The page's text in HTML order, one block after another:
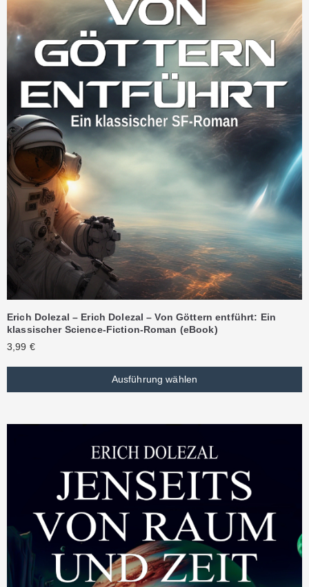
Erich Dolezal – Erich Dolezal – Von Göttern entführt: Ein
klassischer Science-Fiction-Roman (eBook)
3,99 €
Ausführung wählen